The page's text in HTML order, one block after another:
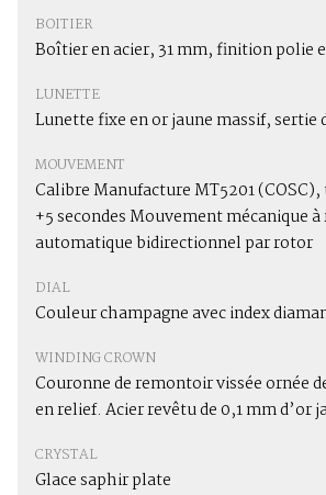
BOITIER
Boîtier en acier, 31 mm, finition polie
LUNETTE
Lunette fixe en or jaune massif, sertie
MOUVEMENT
Calibre Manufacture MT5201 (COSC),
+5 secondes Mouvement mécanique
automatique bidirectionnel par rotor
DIAL
Couleur champagne avec index
WINDING CROWN
Couronne de remontoir vissée ornée
en relief. Acier revêtu de 0,1 mm d’or
CRYSTAL
Glace saphir plate